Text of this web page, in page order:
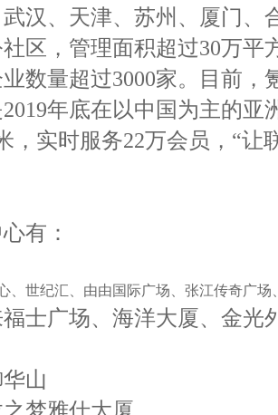
汉、天津、苏州、厦门、
区，管理面积超过30万平
数量超过3000家。目前，
年底在以中国为主的亚
，实时服务22万会员，“让
有：
、世纪汇、由由国际广场、张江传奇广场
士广场、海洋大厦、金光
山